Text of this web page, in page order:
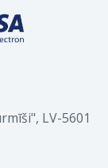
LV-5601